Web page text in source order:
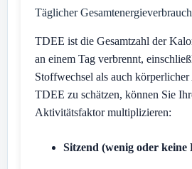
Täglicher
TDEE ist die Gesamtzahl der
an einem Tag verbrennt,
Stoffwechsel als auch
TDEE zu schätzen, können Sie
Aktivitätsfaktor multiplizieren:
Sitzend (wenig oder keine